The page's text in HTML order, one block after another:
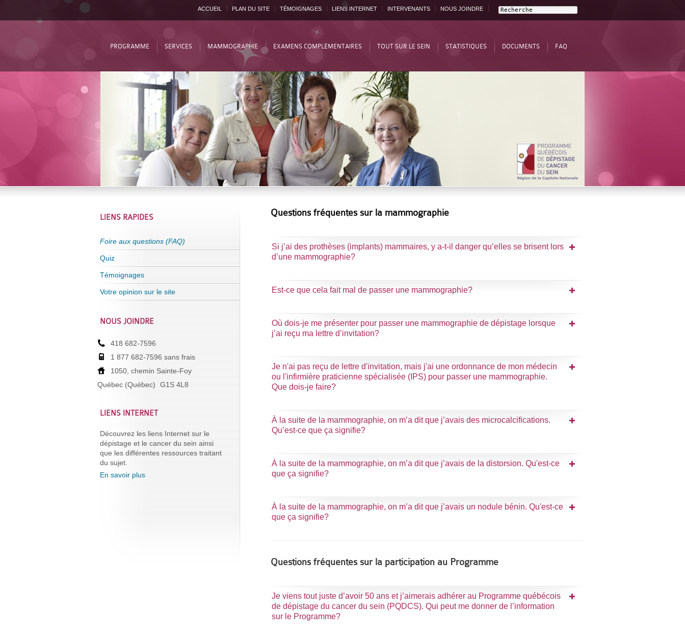
ACCUEIL PLAN DU SITE TÉMOIGNAGES LIENS INTERNET INTERVENANTS NOUS JOINDRE
PROGRAMME SERVICES MAMMOGRAPHIE EXAMENS COMPLÉMENTAIRES TOUT SUR LE SEIN STATISTIQUES DOCUMENTS FAQ
Questions fréquentes sur la mammographie
Si j’ai des prothèses (implants) mammaires, y a-t-il danger qu’elles se brisent lors
d’une mammographie?
Est-ce que cela fait mal de passer une mammographie?
Où dois-je me présenter pour passer une mammographie de dépistage lorsque
j’ai reçu ma lettre d’invitation?
Je n'ai pas reçu de lettre d'invitation, mais j'ai une ordonnance de mon médecin
ou l'infirmière praticienne spécialisée (IPS) pour passer une mammographie.
Que dois-je faire?
À la suite de la mammographie, on m’a dit que j’avais des microcalcifications.
Qu’est-ce que ça signifie?
À la suite de la mammographie, on m’a dit que j’avais de la distorsion. Qu'est-ce
que ça signifie?
À la suite de la mammographie, on m’a dit que j’avais un nodule bénin. Qu'est-ce
que ça signifie?
Questions fréquentes sur la participation au Programme
Je viens tout juste d’avoir 50 ans et j’aimerais adhérer au Programme québécois
de dépistage du cancer du sein (PQDCS). Qui peut me donner de l’information
sur le Programme?
LIENS RAPIDES
Foire aux questions (FAQ)
Quiz
Témoignages
Votre opinion sur le site
NOUS JOINDRE
418 682-7596
1 877 682-7596 sans frais
1050, chemin Sainte-Foy
Québec (Québec)
G1S 4L8
LIENS INTERNET
Découvrez les liens Internet sur le
dépistage et le cancer du sein ainsi
que les différentes ressources traitant
du sujet.
En savoir plus